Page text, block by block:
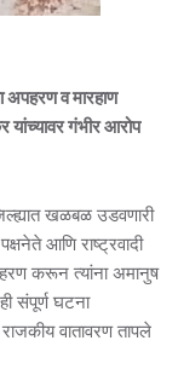
अपहरण व मारहाण
गंभीर आरोप
खळबळ उडवणारी
आणि राष्ट्रवादी
करून त्यांना अमानुष
संपूर्ण घटना
वातावरण तापले